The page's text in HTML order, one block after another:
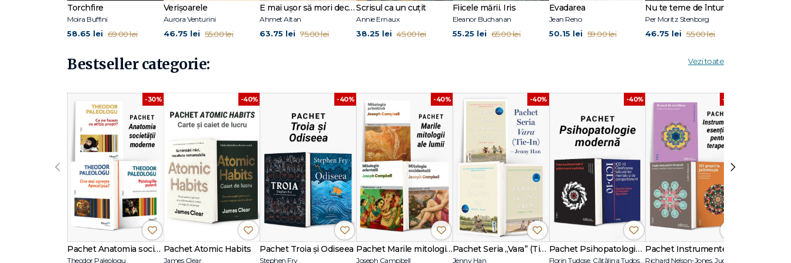
Torchfire
Moira Buffini
58.65 lei 69.00 lei
Verișoarele
Aurora Venturini
46.75 lei 55.00 lei
E mai ușor să mori decât să iubești (seria Cvartetul Otoman, vol.3)
Ahmet Altan
63.75 lei 75.00 lei
Scrisul ca un cuțit
Annie Ernaux
38.25 lei 45.00 lei
Fiicele mării. Iris
Eleanor Buchanan
55.25 lei 65.00 lei
Evadarea
Jean Reno
50.15 lei 59.00 lei
Nu te teme de întuneric
Per Moritz Stenborg
46.75 lei 55.00 lei
Bestseller categorie: Vezi toate
-30%
Pachet Anatomia societății moderne
Theodor Paleologu
-40%
Pachet Atomic Habits
James Clear
-40%
Pachet Troia și Odiseea
Stephen Fry
-40%
Pachet Marile mitologii ale lumii
Joseph Campbell
-40%
Pachet Seria „Vara” (Tie-In) – Jenny Han
Jenny Han
-40%
Pachet Psihopatologie modernă
Florin Tudose, Cătălina Tudose, Letiţia Dobranici, Volum colectiv
-40%
‹ ›